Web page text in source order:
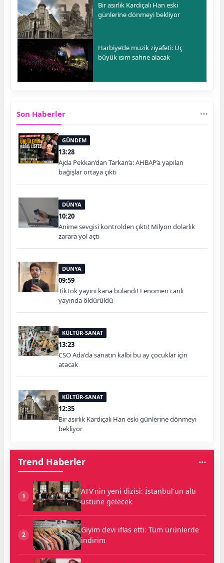
Bir asırlık Kardiçalı Han eski
günlerine dönmeyi bekliyor
Harbiye’de müzik ziyafeti: Üç
büyük isim sahne alacak
Son Haberler
GÜNDEM
13:28
Ajda Pekkan’dan Tarkan’a: AHBAP’a yapılan
bağışlar ortaya çıktı
DÜNYA
10:20
Anime sevgisi kontrolden çıktı! Milyon dolarlık
zarara yol açtı
DÜNYA
09:59
TikTok yayını kana bulandı! Fenomen canlı
yayında öldürüldü
KÜLTÜR-SANAT
13:23
CSO Ada'da sanatın kalbi bu ay çocuklar için
atacak
KÜLTÜR-SANAT
12:35
Bir asırlık Kardiçalı Han eski günlerine dönmeyi
bekliyor
Trend Haberler
1
ATV'nin yeni dizisi: İstanbul'un altı
üstüne gelecek
2
Giyim devi iflas etti: Tüm ürünlerde
indirim